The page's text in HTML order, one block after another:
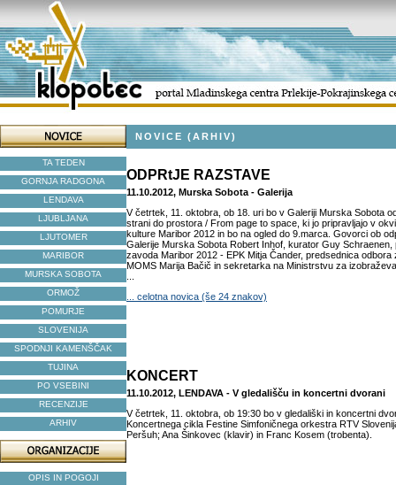
TA TEDEN
GORNJA RADGONA
LENDAVA
LJUBLJANA
LJUTOMER
MARIBOR
MURSKA SOBOTA
ORMOŽ
POMURJE
SLOVENIJA
SPODNJI KAMENŠČAK
TUJINA
PO VSEBINI
RECENZIJE
ARHIV
OPIS IN POGOJI
NOVICE (ARHIV)
ODPRtJE RAZSTAVE
11.10.2012, Murska Sobota - Galerija
V četrtek, 11. oktobra, ob 18. uri bo v Galeriji Murska Sobota
strani do prostora / From page to space, ki jo pripravljajo v
kulture Maribor 2012 in bo na ogled do 9.marca. Govorci ob
Galerije Murska Sobota Robert Inhof, kurator Guy
zavoda Maribor 2012 - EPK Mitja Čander, predsednica
MOMS Marija Bačič in sekretarka na Ministrstvu za
... celotna novica (še 24 znakov)
KONCERT
11.10.2012, LENDAVA - V gledališču in koncertni dvorani
V četrtek, 11. oktobra, ob 19:30 bo v gledališki in koncertni
Koncertnega cikla Festine Simfoničnega orkestra RTV
Peršuh; Ana Šinkovec (klavir) in Franc Kosem (trobenta).